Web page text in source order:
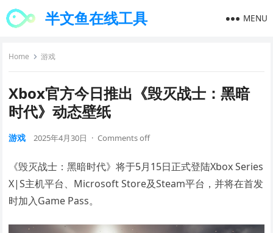
半文鱼在线工具 MENU
Home 游戏
Xbox官方今日推出《毁灭战士：黑暗
时代》动态壁纸
游戏 2025年4月30日 · Comments off
《毁灭战士：黑暗时代》将于5月15日正式登陆Xbox Series
X|S主机平台、Microsoft Store及Steam平台，并将在首发
时加入Game Pass。